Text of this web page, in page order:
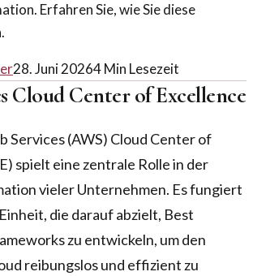
Erfahren Sie, wie Sie diese
28. Juni 20264Min Lesezeit
Cloud Center of Excellence
Services (AWS) Cloud Center of
spielt eine zentrale Rolle in der
vieler Unternehmen. Es fungiert
die darauf abzielt, Best
zu entwickeln, um den
reibungslos und effizient zu